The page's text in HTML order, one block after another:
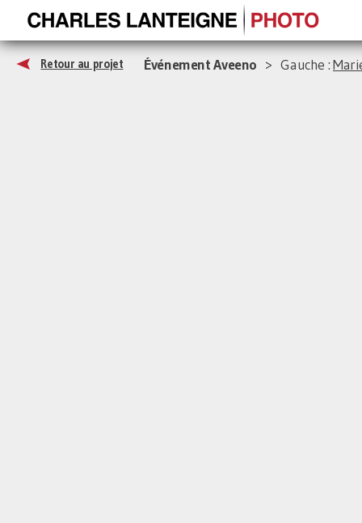
Retour au projet Événement Aveeno > Gauche :